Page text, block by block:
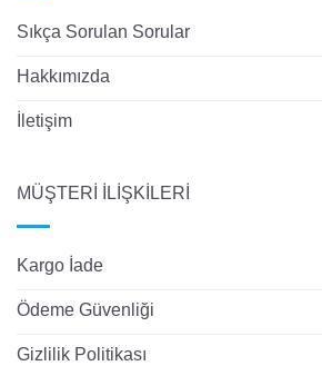
Sıkça Sorulan Sorular
Hakkımızda
İletişim
MÜŞTERİ İLİŞKİLERİ
Kargo İade
Ödeme Güvenliği
Gizlilik Politikası